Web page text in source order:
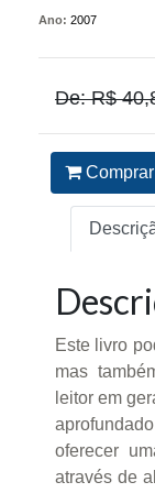
Ano: 2007
De: R$
Comprar
Este livro
mas
leitor em
oferecer
através de